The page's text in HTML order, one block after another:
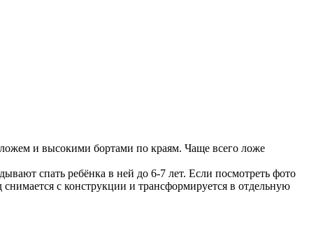
и высокими бортами по краям. Чаще всего ложе
спать ребёнка в ней до 6-7 лет. Если посмотреть фото
с конструкции и трансформируется в отдельную